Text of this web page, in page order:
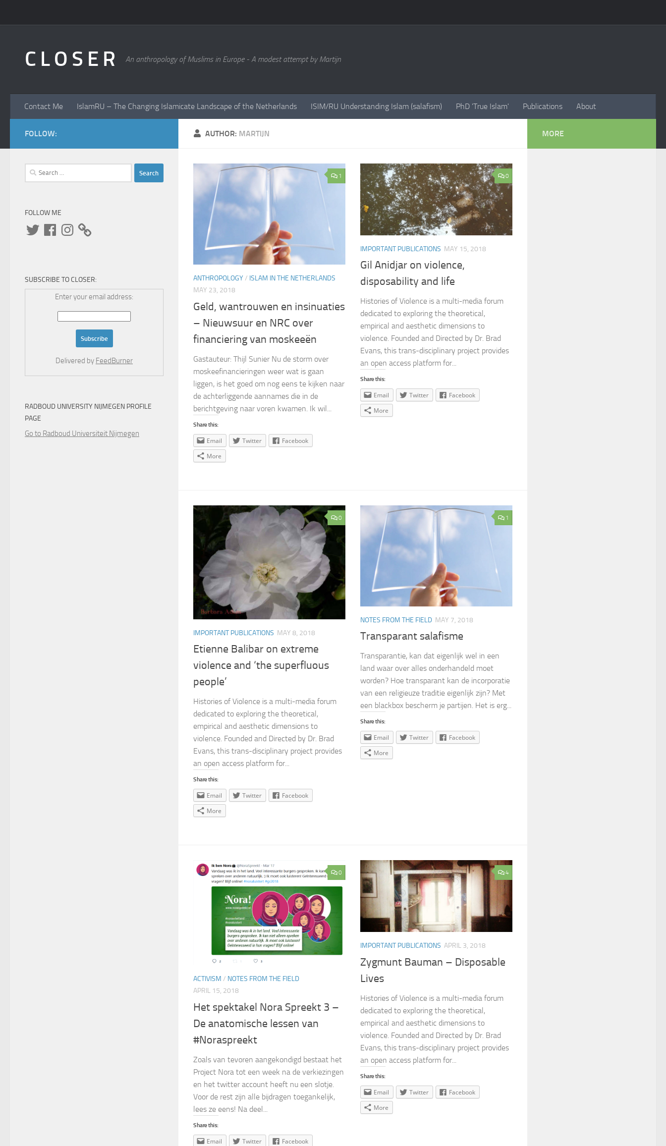
C L O S E R An anthropology of Muslims in Europe - A modest attempt by Martijn
Contact Me IslamRU – The Changing Islamicate Landscape of the Netherlands ISIM/RU Understanding Islam (salafism) PhD 'True Islam' Publications About
AUTHOR: MARTIJN
1
ANTHROPOLOGY/ ISLAM IN THE NETHERLANDS
MAY 23, 2018
Geld, wantrouwen en insinuaties
– Nieuwsuur en NRC over
financiering van moskeeën
Gastauteur: Thijl Sunier Nu de storm over
moskeefinancieringen weer wat is gaan
liggen, is het goed om nog eens te kijken naar
de achterliggende aannames die in de
berichtgeving naar voren kwamen. Ik wil...
Share this:
Email Twitter
Facebook
More
0
IMPORTANT PUBLICATIONS MAY 15, 2018
Gil Anidjar on violence,
disposability and life
Histories of Violence is a multi-media forum
dedicated to exploring the theoretical,
empirical and aesthetic dimensions to
violence. Founded and Directed by Dr. Brad
Evans, this trans-disciplinary project provides
an open access platform for...
Share this:
Email Twitter
Facebook
More
0
IMPORTANT PUBLICATIONS MAY 8, 2018
Etienne Balibar on extreme
violence and ‘the superfluous
people’
Histories of Violence is a multi-media forum
dedicated to exploring the theoretical,
empirical and aesthetic dimensions to
violence. Founded and Directed by Dr. Brad
Evans, this trans-disciplinary project provides
an open access platform for...
Share this:
Email Twitter
Facebook
More
1
NOTES FROM THE FIELD MAY 7, 2018
Transparant salafisme
Transparantie, kan dat eigenlijk wel in een
land waar over alles onderhandeld moet
worden? Hoe transparant kan de incorporatie
van een religieuze traditie eigenlijk zijn? Met
een blackbox bescherm je partijen. Het is erg...
Share this:
Email Twitter
Facebook
More
0
ACTIVISM / NOTES FROM THE FIELD
APRIL 15, 2018
Het spektakel Nora Spreekt 3 –
De anatomische lessen van
#Noraspreekt
Zoals van tevoren aangekondigd bestaat het
Project Nora tot een week na de verkiezingen
en het twitter account heeft nu een slotje.
Voor de rest zijn alle bijdragen toegankelijk,
lees ze eens! Na deel...
Share this:
Email Twitter
Facebook
4
IMPORTANT PUBLICATIONS APRIL 3, 2018
Zygmunt Bauman – Disposable
Lives
Histories of Violence is a multi-media forum
dedicated to exploring the theoretical,
empirical and aesthetic dimensions to
violence. Founded and Directed by Dr. Brad
Evans, this trans-disciplinary project provides
an open access platform for...
Share this:
Email Twitter
Facebook
More
FOLLOW:
Search
for:
FOLLOW ME
TwitterFacebookInstagram
SUBSCRIBE TO CLOSER:
Enter your email address:
Delivered by FeedBurner
RADBOUD UNIVERSITY NIJMEGEN PROFILE
PAGE
Go to Radboud Universiteit Nijmegen
MORE